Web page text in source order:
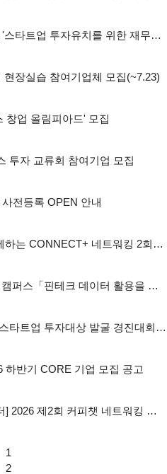
[외부모집] 한국핀테크지원센터, '스타트업 투자유치를 위한 재무포인트' 특강 안내(7/30)
장실습 참여기업체 모집(~7.23)
창업 올림피아드' 모집
투자 교류회 참여기업 모집
전등록 OPEN 안내
[제2서울핀테크랩] 변호사와 함께하는 CONNECT+ 네트워킹 2회차 참여기업 모집
[외부모집] 2026년 제7회 핀테크 캠퍼스「핀테크 데이터 활용을 위한 신용정보법·마이데이터 이해」모집 안내(7/15)
[외부모집] 2026 모험·도전적 AI 스타트업 투자대상 발굴 경진대회 참여기업 모집
하반기 CORE 기업 모집 공고
[외부모집] [강남 취·창업허브센터] 2026 제2회 커피챗 네트워킹 안내
1
2